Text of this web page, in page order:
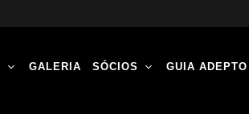
GALERIA SÓCIOS GUIA ADEPTO